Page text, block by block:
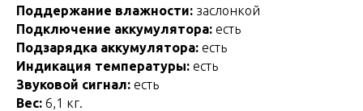
Поддержание влажности: заслонкой
Подключение аккумулятора: есть
Подзарядка аккумулятора: есть
Индикация температуры: есть
Звуковой сигнал: есть
Вес: 6,1 кг.